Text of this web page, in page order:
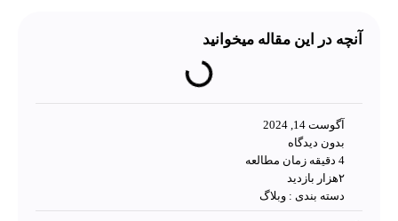
آنچه در این مقاله میخوانید
آگوست 14, 2024
بدون دیدگاه
4 دقیقه زمان مطالعه
۲هزار بازدید
دسته بندی : وبلاگ